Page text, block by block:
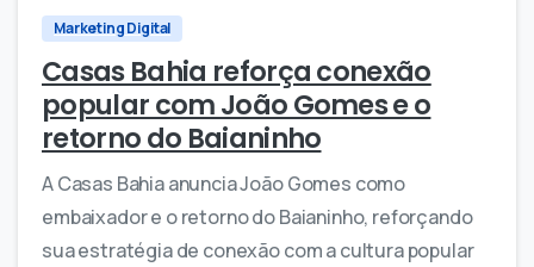
Marketing Digital
Casas Bahia reforça conexão
popular com João Gomes e o
retorno do Baianinho
A Casas Bahia anuncia João Gomes como
embaixador e o retorno do Baianinho, reforçando
sua estratégia de conexão com a cultura popular